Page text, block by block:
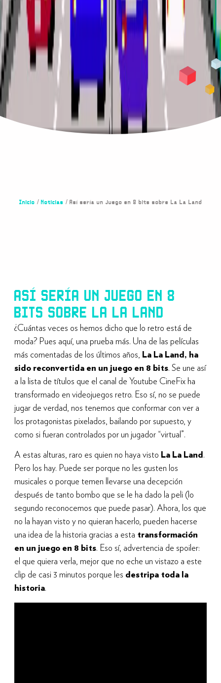
Inicio / Noticias / Así sería un juego en 8 bits sobre La La Land
ASÍ SERÍA UN JUEGO EN 8
BITS SOBRE LA LA LAND
¿Cuántas veces os hemos dicho que lo retro está de
moda? Pues aquí, una prueba más. Una de las películas
más comentadas de los últimos años, La La Land, ha
sido reconvertida en un juego en 8 bits. Se une así
a la lista de títulos que el canal de Youtube CineFix ha
transformado en videojuegos retro. Eso sí, no se puede
jugar de verdad, nos tenemos que conformar con ver a
los protagonistas pixelados, bailando por supuesto, y
como si fueran controlados por un jugador “virtual”.
A estas alturas, raro es quien no haya visto La La Land .
Pero los hay. Puede ser porque no les gusten los
musicales o porque temen llevarse una decepción
después de tanto bombo que se le ha dado la peli (lo
segundo reconocemos que puede pasar). Ahora, los que
no la hayan visto y no quieran hacerlo, pueden hacerse
una idea de la historia gracias a esta transformación
en un juego en 8 bits. Eso sí, advertencia de spoiler:
el que quiera verla, mejor que no eche un vistazo a este
clip de casi 3 minutos porque les destripa toda la
historia.